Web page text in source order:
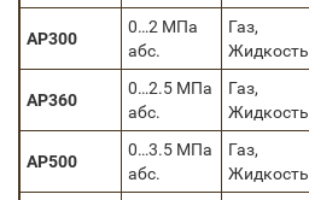
AP300
0…2 МПа
абс.
Газ,
Жидкость
AP360
0…2.5 МПа
абс.
Газ,
Жидкость
AP500
0…3.5 МПа
абс.
Газ,
Жидкость